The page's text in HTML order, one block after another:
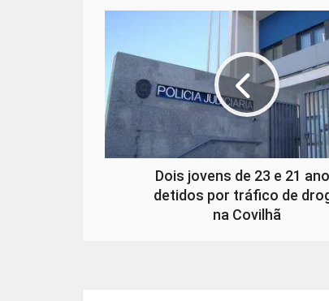
Dois jovens de 23 e 21
detidos por tráfico de
na Covilhã